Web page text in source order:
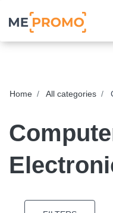
Home All categories